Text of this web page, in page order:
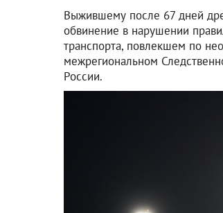
Выжившему после 67 дней
обвинение в нарушении
транспорта, повлекшем по
межрегиональном
России.